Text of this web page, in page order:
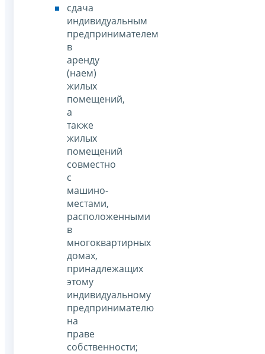
сдача
индивидуальным
предпринимателем
в
аренду
(наем)
жилых
помещений,
а
также
жилых
помещений
совместно
с
машино-
местами,
расположенными
в
многоквартирных
домах,
принадлежащих
этому
индивидуальному
предпринимателю
на
праве
собственности;